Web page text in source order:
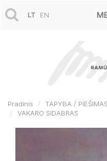
LT EN
Pradinis TAPYBA / PIEŠIMAS
VAKARO SIDABRAS